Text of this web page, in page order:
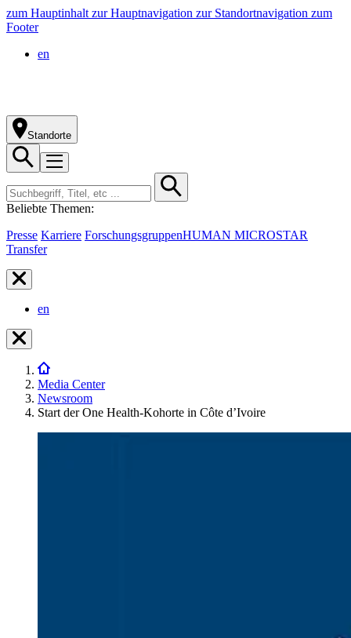
zum Hauptinhalt zur Hauptnavigation zur Standortnavigation zum
Footer
en
Standorte
Beliebte Themen:
Presse Karriere ForschungsgruppenHUMAN MICROSTAR
Transfer
en
Media Center
Newsroom
Start der One Health-Kohorte in Côte d’Ivoire